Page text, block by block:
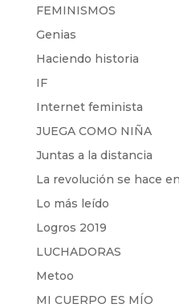
FEMINISMOS
Genias
Haciendo historia
IF
Internet feminista
JUEGA COMO NIÑA
Juntas a la distancia
La revolución se hace
Lo más leído
Logros 2019
LUCHADORAS
Metoo
MI CUERPO ES MÍO